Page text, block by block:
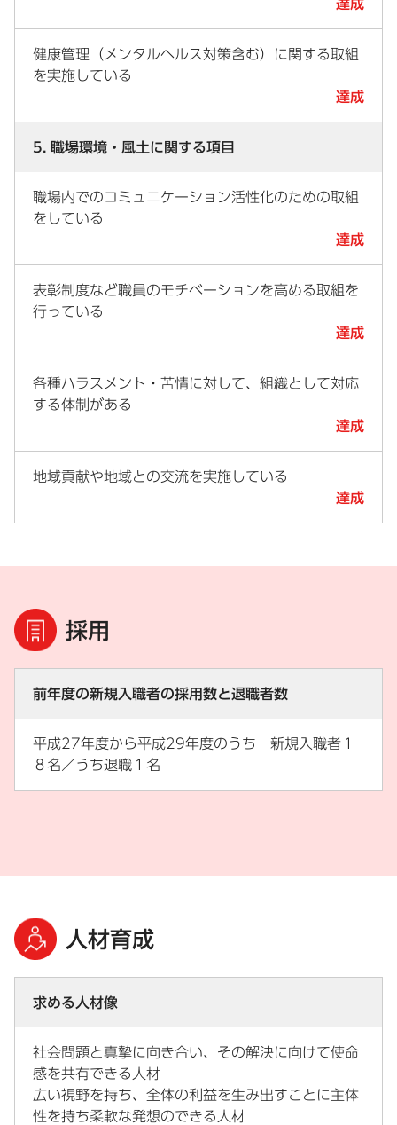
達成
健康管理（メンタルヘルス対策含む）に関する取組
を実施している
達成
5. 職場環境・風土に関する項目
職場内でのコミュニケーション活性化のための取組
をしている
達成
表彰制度など職員のモチベーションを高める取組を
行っている
達成
各種ハラスメント・苦情に対して、組織として対応
する体制がある
達成
地域貢献や地域との交流を実施している
達成
採用
前年度の新規入職者の採用数と退職者数
平成27年度から平成29年度のうち 新規入職者１
８名／うち退職１名
人材育成
求める人材像
社会問題と真摯に向き合い、その解決に向けて使命
感を共有できる人材
広い視野を持ち、全体の利益を生み出すことに主体
性を持ち柔軟な発想のできる人材